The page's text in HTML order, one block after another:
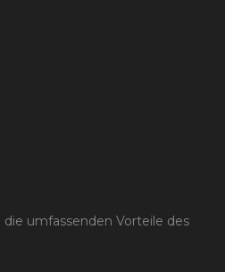
die umfassenden Vorteile des